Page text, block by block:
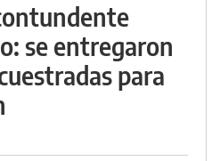
se entregaron
para